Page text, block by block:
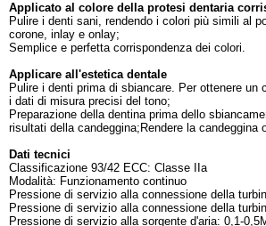
Applicato al colore della protesi dentaria
Pulire i denti sani, rendendo i colori più simili al
corone, inlay e onlay;
Semplice e perfetta corrispondenza dei colori.
Applicare all'estetica dentale
Pulire i denti prima di sbiancare. Per ottenere un
i dati di misura precisi del tono;
Preparazione della dentina prima dello
risultati della candeggina;Rendere la
Dati tecnici
Classificazione 93/42 ECC: Classe IIa
Modalità: Funzionamento continuo
Pressione di servizio alla connessione della
Pressione di servizio alla connessione della
Pressione di servizio alla sorgente d'aria: 0,1-